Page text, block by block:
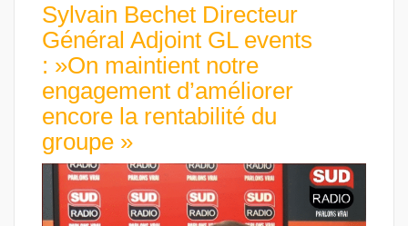
Sylvain Bechet Directeur
Général Adjoint GL events
: »On maintient notre
engagement d’améliorer
encore la rentabilité du
groupe »